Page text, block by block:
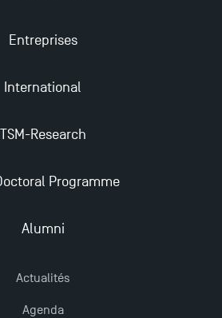
récompensés au classement
du M2 Comptabilité
Entreprises
International
TSM-Research
Programme
Alumni
Actualités
Agenda